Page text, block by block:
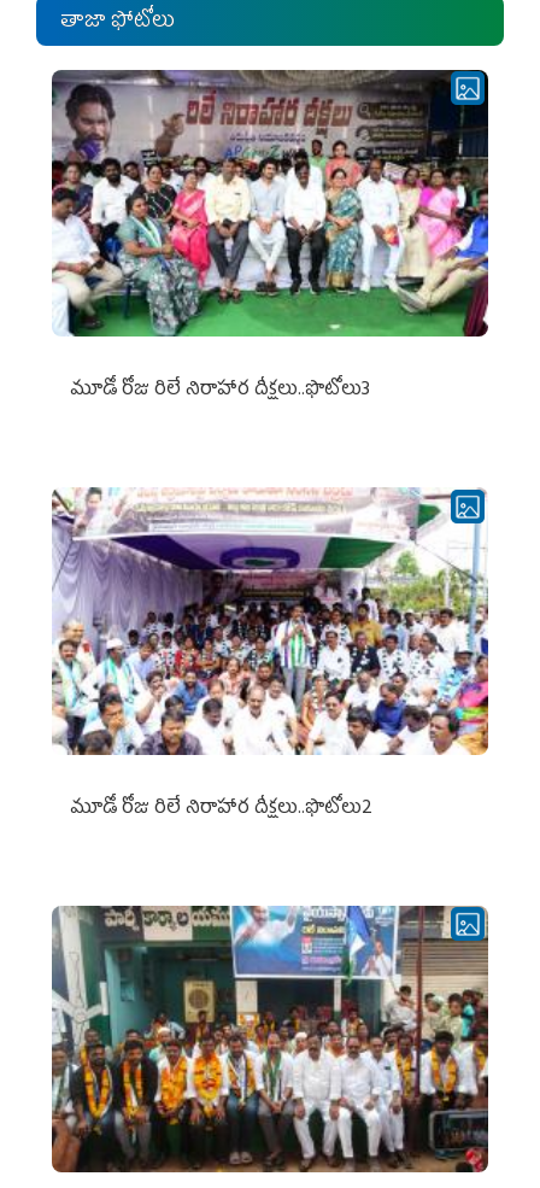
తాజా ఫోటోలు
మూడో రోజు రిలే నిరాహార దీక్షలు..ఫొటోలు3
మూడో రోజు రిలే నిరాహార దీక్షలు..ఫొటోలు2